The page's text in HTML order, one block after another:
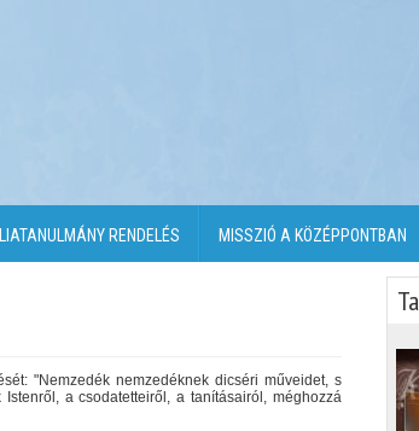
RENDELÉS MISSZIÓ A KÖZÉPPONTBAN
"Nemzedék nemzedéknek dicséri műveidet, s
a csodatetteiről, a tanításairól, méghozzá